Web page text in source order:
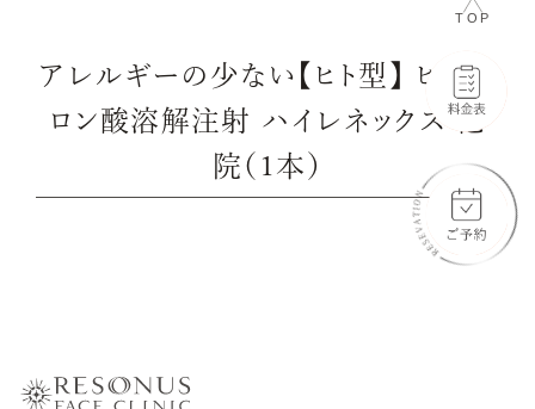
-輪郭3点
料金表
-通常料金
-橋口 晋一郎
ご予約と全体の流れ
ビューティーウェルネスデザイナー
-橋口 晋一郎
TOP
アレルギーの少ない【ヒト型】 ヒアル
ロン酸溶解注射 ハイレネックス 他
院（1本）